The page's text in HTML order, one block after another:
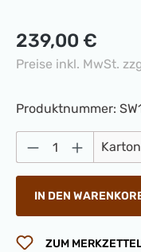
Regulärer Preis:
239,00 €
Preise inkl. MwSt.
Produktnummer:
Produkt Karton
IN DEN
ZUM